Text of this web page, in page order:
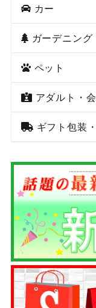
カー
ガーデニング
ペット
アダルト・
ギフト包装